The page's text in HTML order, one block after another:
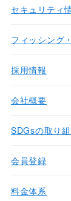
セキュリティ
フィッシング
採用情報
会社概要
SDGsの取り
会員登録
料金体系